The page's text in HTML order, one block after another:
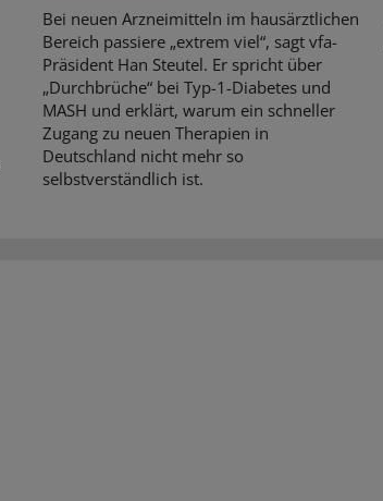
Bei neuen Arzneimitteln im hausärztlichen
Bereich passiere „extrem viel“, sagt vfa-
Präsident Han Steutel. Er spricht über
„Durchbrüche“ bei Typ-1-Diabetes und
MASH und erklärt, warum ein schneller
Zugang zu neuen Therapien in
Deutschland nicht mehr so
selbstverständlich ist.